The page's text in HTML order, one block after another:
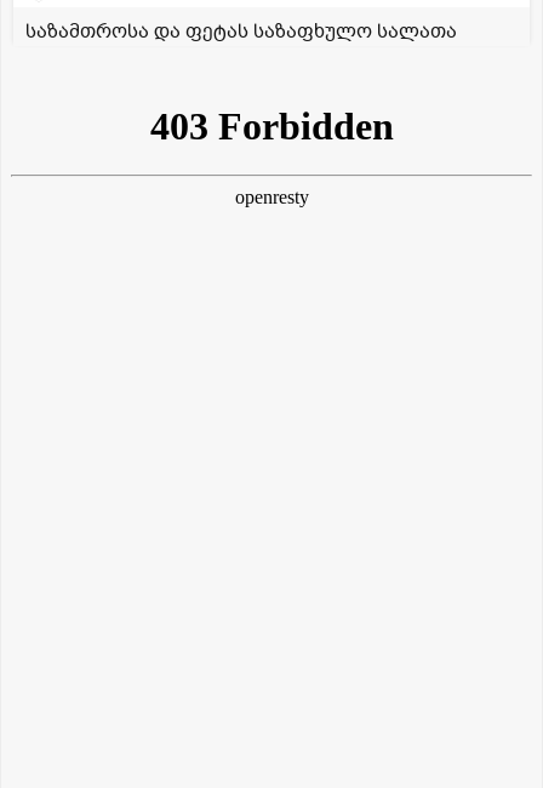
საზამთროსა და ფეტას საზაფხულო სალათა